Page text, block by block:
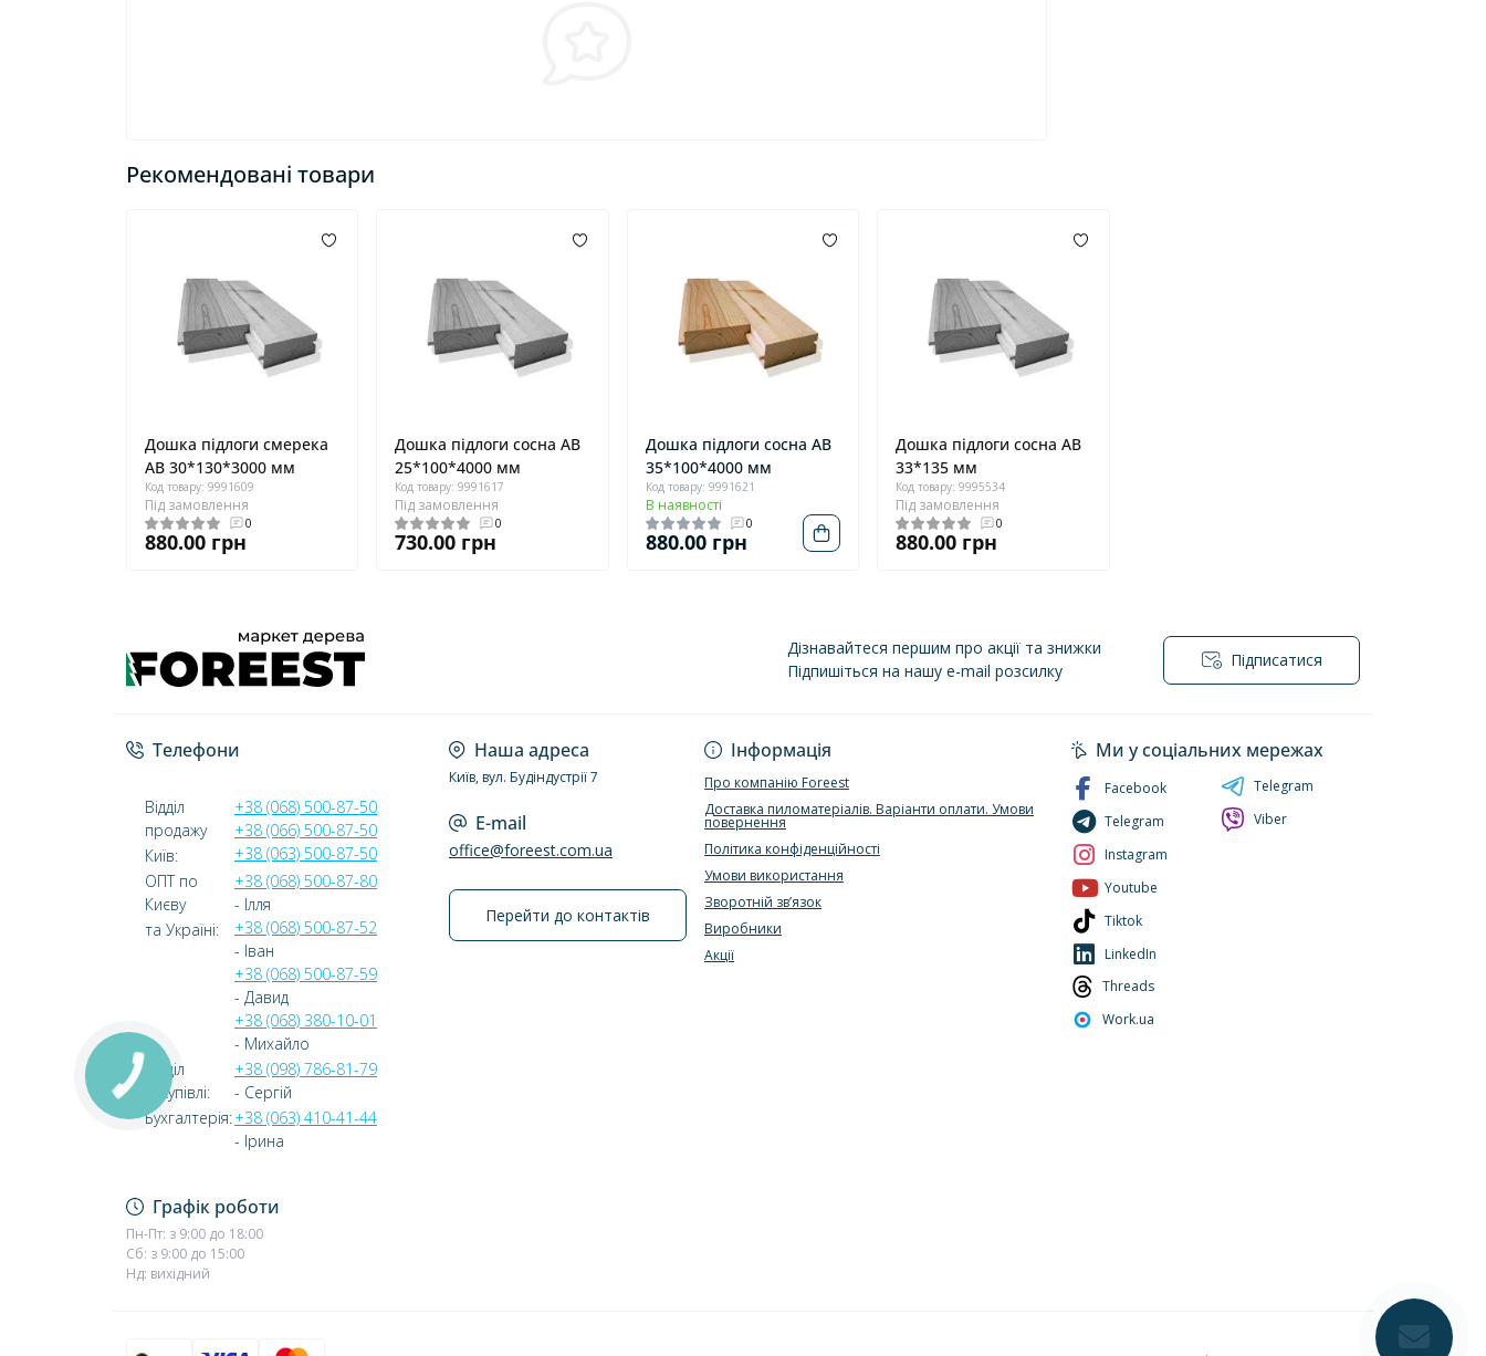
Рекомендовані товари
Дошка підлоги смерека
AB 30*130*3000 мм
Код товару: 9991609
Під замовлення
0
880.00 грн
Дошка підлоги сосна AB
25*100*4000 мм
Код товару: 9991617
Під замовлення
0
730.00 грн
Дошка підлоги сосна AB
35*100*4000 мм
Код товару: 9991621
В наявності
0
880.00 грн
Дошка підлоги сосна AB
33*135 мм
Код товару: 9995534
Під замовлення
0
880.00 грн
Дізнавайтеся першим про акції та знижки
Підпишіться на нашу e-mail розсилку
Підписатися
Телефони
Відділ
продажу
Київ:
+38 (068) 500-87-50
+38 (066) 500-87-50
+38 (063) 500-87-50
ОПТ по
Києву
та Україні:
+38 (068) 500-87-80
- Ілля
+38 (068) 500-87-52
- Іван
+38 (068) 500-87-59
- Давид
+38 (068) 380-10-01
- Михайло
Відділ
закупівлі:
+38 (098) 786-81-79
- Сергій
Бухгалтерія:+38 (063) 410-41-44
- Ірина
Графік роботи
Пн-Пт: з 9:00 до 18:00
Сб: з 9:00 до 15:00
Нд: вихідний
Наша адреса
Київ, вул. Будіндустрії 7
E-mail
office@foreest.com.ua
Перейти до контактів
Інформація
Про компанію Foreest
Доставка пиломатеріалів. Варіанти оплати. Умови
повернення
Політика конфіденційності
Умови використання
Зворотній зв’язок
Виробники
Акції
Ми у соціальних мережах
Facebook
Telegram
Instagram
Youtube
Tiktok
LinkedIn
Threads
Work.ua
Telegram
Viber